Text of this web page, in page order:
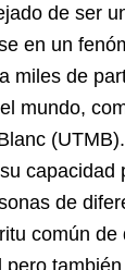
de ser
en un
miles de
mundo,
capacidad
de
común de